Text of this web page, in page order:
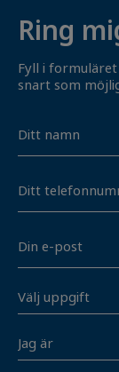
Ring
Fyll i
snart som
mail
Vælg
opgave
Jeg
er